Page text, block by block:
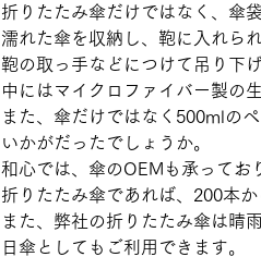
折りたたみ傘だけではなく、傘
濡れた傘を収納し、鞄に入れら
鞄の取っ手などにつけて吊り下
中にはマイクロファイバー製の
また、傘だけではなく500mlの
いかがだったでしょうか。
和心では、傘のOEMも承ってお
折りたたみ傘であれば、200本か
また、弊社の折りたたみ傘は晴
日傘としてもご利用できます。